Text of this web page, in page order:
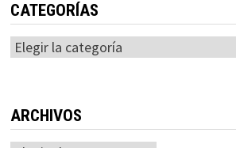
CATEGORÍAS
Categorías
ARCHIVOS